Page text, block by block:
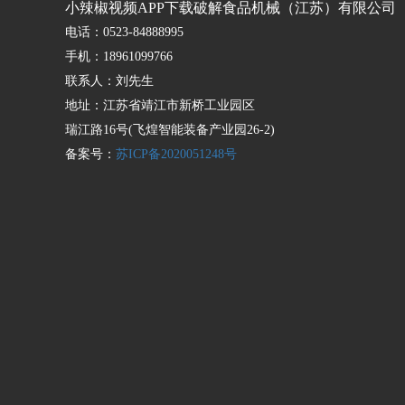
小辣椒视频APP下载破解食品机械（江苏）有限公司
电话：0523-84888995
手机：18961099766
联系人：刘先生
地址：江苏省靖江市新桥工业园区
瑞江路16号(飞煌智能装备产业园26-2)
备案号： 苏ICP备2020051248号